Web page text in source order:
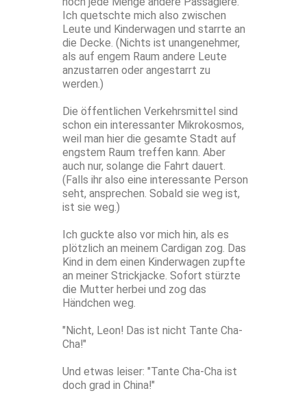
Ich quetschte mich also zwischen
Leute und Kinderwagen und starrte an
die Decke. (Nichts ist unangenehmer,
als auf engem Raum andere Leute
anzustarren oder angestarrt zu
werden.)
Die öffentlichen Verkehrsmittel sind
schon ein interessanter Mikrokosmos,
weil man hier die gesamte Stadt auf
engstem Raum treffen kann. Aber
auch nur, solange die Fahrt dauert.
(Falls ihr also eine interessante Person
seht, ansprechen. Sobald sie weg ist,
ist sie weg.)
Ich guckte also vor mich hin, als es
plötzlich an meinem Cardigan zog. Das
Kind in dem einen Kinderwagen zupfte
an meiner Strickjacke. Sofort stürzte
die Mutter herbei und zog das
Händchen weg.
"Nicht, Leon! Das ist nicht Tante Cha-
Cha!"
Und etwas leiser: "Tante Cha-Cha ist
doch grad in China!"